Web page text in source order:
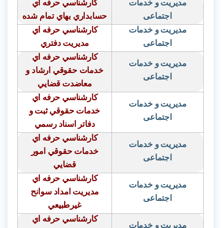
مدیریت و خدمات
اجتماعی
كارشناسي حرفه اي
حسابداري بهاي تمام شده
مدیریت و خدمات
اجتماعی
كارشناسي حرفه اي
مديريت دفتري
مدیریت و خدمات
اجتماعی
كارشناسي حرفه اي
خدمات حقوقي ارشاد و
معاضدت قضايي
مدیریت و خدمات
اجتماعی
كارشناسي حرفه اي
خدمات حقوقي ثبت و
دفاتر اسناد رسمي
مدیریت و خدمات
اجتماعی
كارشناسي حرفه اي
خدمات حقوقي امور
قضايي
مدیریت و خدمات
اجتماعی
كارشناسي حرفه اي
مديريت امداد سوانح
غيرطبيعي
مدیریت و خدمات
كارشناسي حرفه اي